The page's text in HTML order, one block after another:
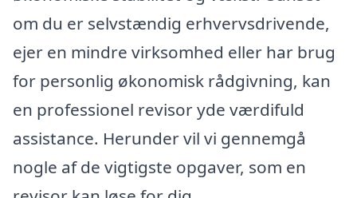
om du er selvstændig erhvervsdrivende,
ejer en mindre virksomhed eller har brug
for personlig økonomisk rådgivning, kan
en professionel revisor yde værdifuld
assistance. Herunder vil vi gennemgå
nogle af de vigtigste opgaver, som en